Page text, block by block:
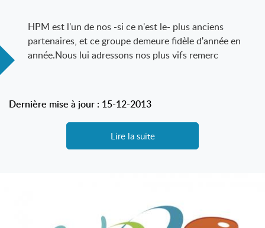
HPM est l'un de nos -si ce n'est le- plus anciens
partenaires, et ce groupe demeure fidèle d'année en
année.Nous lui adressons nos plus vifs remerc
Dernière mise à jour : 15-12-2013
Lire la suite